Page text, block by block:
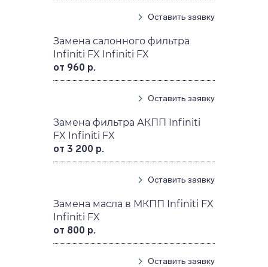
Оставить заявку
Замена салонного фильтра
Infiniti FX Infiniti FX
от 960 р.
Оставить заявку
Замена фильтра АКПП Infiniti
FX Infiniti FX
от 3 200 р.
Оставить заявку
Замена масла в МКПП Infiniti FX
Infiniti FX
от 800 р.
Оставить заявку